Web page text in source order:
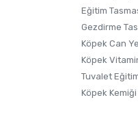
Eğitim
Gezdirme
Köpek Can
Köpek
Tuvalet
Köpek Kemiği